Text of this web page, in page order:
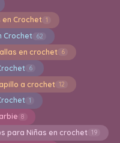
en Crochet 1
Crochet 62
en crochet 6
6
a crochet 12
1
8
para Niñas en crochet 19